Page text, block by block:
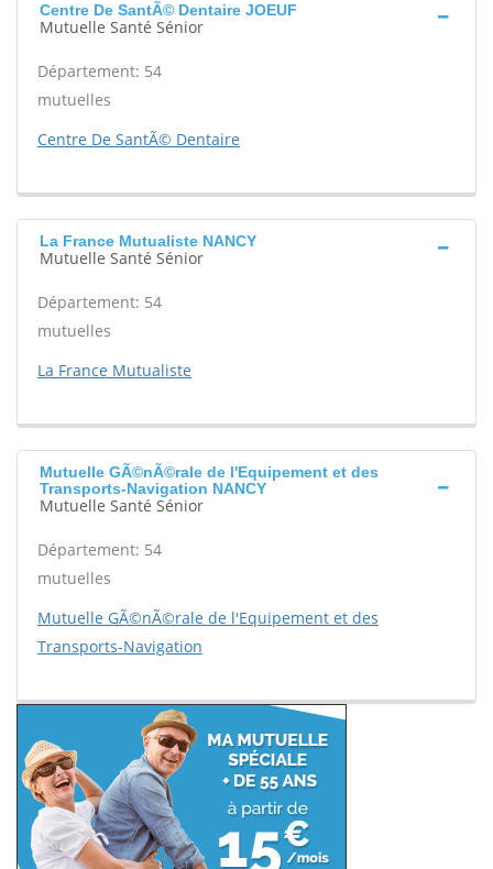
Centre De SantÃ© Dentaire JOEUF
Mutuelle Santé Sénior
Département: 54
mutuelles
Centre De SantÃ© Dentaire
La France Mutualiste NANCY
Mutuelle Santé Sénior
Département: 54
mutuelles
La France Mutualiste
Mutuelle GÃ©nÃ©rale de l'Equipement et des
Transports-Navigation NANCY
Mutuelle Santé Sénior
Département: 54
mutuelles
Mutuelle GÃ©nÃ©rale de l'Equipement et des
Transports-Navigation